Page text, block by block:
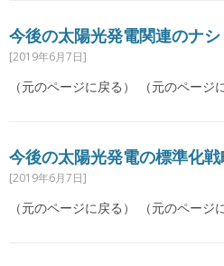
今後の太陽光発電関連のナシ
[2019年6月7日]
（元のページに戻る） （元のページ
今後の太陽光発電の標準化戦
[2019年6月7日]
（元のページに戻る） （元のページ